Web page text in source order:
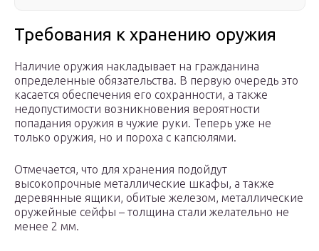
Требования к хранению оружия
Наличие оружия накладывает на гражданина
определенные обязательства. В первую очередь это
касается обеспечения его сохранности, а также
недопустимости возникновения вероятности
попадания оружия в чужие руки. Теперь уже не
только оружия, но и пороха с капсюлями.
Отмечается, что для хранения подойдут
высокопрочные металлические шкафы, а также
деревянные ящики, обитые железом, металлические
оружейные сейфы – толщина стали желательно не
менее 2 мм.